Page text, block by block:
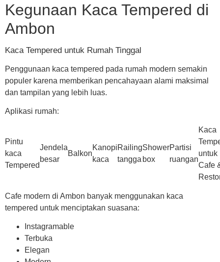
Kegunaan Kaca Tempered di
Ambon
Kaca Tempered untuk Rumah Tinggal
Penggunaan kaca tempered pada rumah modern semakin
populer karena memberikan pencahayaan alami maksimal
dan tampilan yang lebih luas.
Aplikasi rumah:
Pintu
kaca
Tempered
Jendela
besar
Balkon
Kanopi
kaca
Railing
tangga
Shower
box
Partisi
ruangan
Kaca
untuk
Cafe
Cafe modern di Ambon banyak menggunakan kaca
tempered untuk menciptakan suasana:
Instagramable
Terbuka
Elegan